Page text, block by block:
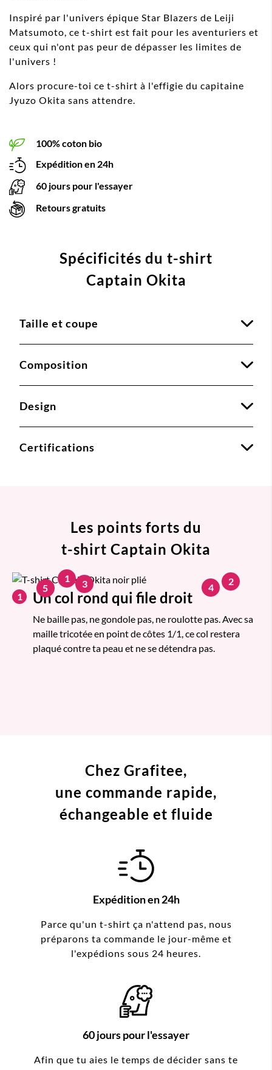
Inspiré par l'univers épique Star Blazers de Leiji
Matsumoto, ce t-shirt est fait pour les aventuriers et
ceux qui n'ont pas peur de dépasser les limites de
l'univers !
Alors procure-toi ce t-shirt à l'effigie du capitaine
Jyuzo Okita sans attendre.
100% coton bio
Expédition en 24h
60 jours pour l'essayer
Retours gratuits
Spécificités du t-shirt
Captain Okita
Taille et coupe
Composition
Design
Certifications
Les points forts du
t-shirt Captain Okita
1 Un col rond qui file droit
Ne baille pas, ne gondole pas, ne roulotte pas. Avec sa
maille tricotée en point de côtes 1/1, ce col restera
plaqué contre ta peau et ne se détendra pas.
1 2
3 4
5
Chez Grafitee,
une commande rapide,
échangeable et fluide
Expédition en 24h
Parce qu'un t-shirt ça n'attend pas, nous
préparons ta commande le jour-même et
l'expédions sous 24 heures.
60 jours pour l'essayer
Afin que tu aies le temps de décider sans te